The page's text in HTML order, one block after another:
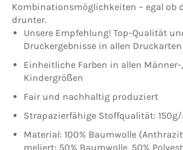
Kombinationsmöglichkeiten – egal ob
drunter.
Unsere Empfehlung! Top-Qualität
Druckergebnisse in allen Druckarten
Einheitliche Farben in allen Männer-
Kindergrößen
Fair und nachhaltig produziert
Strapazierfähige Stoffqualität: 150g/
Material: 100% Baumwolle
meliert: 50% Baumwolle, 50%